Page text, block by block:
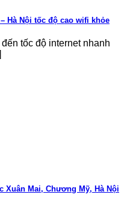
Hà Nội tốc độ cao wifi khỏe
tốc độ internet nhanh
Xuân Mai, Chương Mỹ, Hà Nội